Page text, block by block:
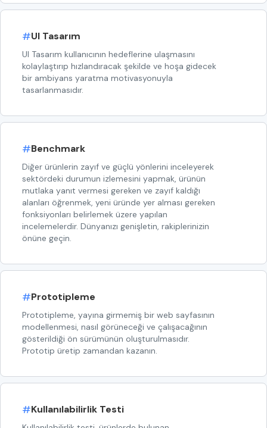
#UI Tasarım
UI Tasarım kullanıcının hedeflerine ulaşmasını
kolaylaştırıp hızlandıracak şekilde ve hoşa gidecek
bir ambiyans yaratma motivasyonuyla
tasarlanmasıdır.
#Benchmark
Diğer ürünlerin zayıf ve güçlü yönlerini inceleyerek
sektördeki durumun izlemesini yapmak, ürünün
mutlaka yanıt vermesi gereken ve zayıf kaldığı
alanları öğrenmek, yeni üründe yer alması gereken
fonksiyonları belirlemek üzere yapılan
incelemelerdir. Dünyanızı genişletin, rakiplerinizin
önüne geçin.
#Prototipleme
Prototipleme, yayına girmemiş bir web sayfasının
modellenmesi, nasıl görüneceği ve çalışacağının
gösterildiği ön sürümünün oluşturulmasıdır.
Prototip üretip zamandan kazanın.
#Kullanılabilirlik Testi